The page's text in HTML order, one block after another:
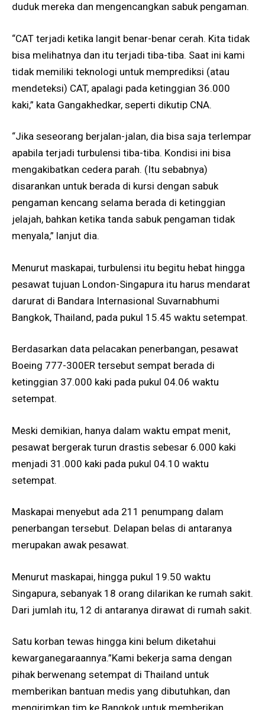
duduk mereka dan mengencangkan sabuk pengaman.
“CAT terjadi ketika langit benar-benar cerah. Kita tidak
bisa melihatnya dan itu terjadi tiba-tiba. Saat ini kami
tidak memiliki teknologi untuk memprediksi (atau
mendeteksi) CAT, apalagi pada ketinggian 36.000
kaki,” kata Gangakhedkar, seperti dikutip CNA.
“Jika seseorang berjalan-jalan, dia bisa saja terlempar
apabila terjadi turbulensi tiba-tiba. Kondisi ini bisa
mengakibatkan cedera parah. (Itu sebabnya)
disarankan untuk berada di kursi dengan sabuk
pengaman kencang selama berada di ketinggian
jelajah, bahkan ketika tanda sabuk pengaman tidak
menyala,” lanjut dia.
Menurut maskapai, turbulensi itu begitu hebat hingga
pesawat tujuan London-Singapura itu harus mendarat
darurat di Bandara Internasional Suvarnabhumi
Bangkok, Thailand, pada pukul 15.45 waktu setempat.
Berdasarkan data pelacakan penerbangan, pesawat
Boeing 777-300ER tersebut sempat berada di
ketinggian 37.000 kaki pada pukul 04.06 waktu
setempat.
Meski demikian, hanya dalam waktu empat menit,
pesawat bergerak turun drastis sebesar 6.000 kaki
menjadi 31.000 kaki pada pukul 04.10 waktu
setempat.
Maskapai menyebut ada 211 penumpang dalam
penerbangan tersebut. Delapan belas di antaranya
merupakan awak pesawat.
Menurut maskapai, hingga pukul 19.50 waktu
Singapura, sebanyak 18 orang dilarikan ke rumah sakit.
Dari jumlah itu, 12 di antaranya dirawat di rumah sakit.
Satu korban tewas hingga kini belum diketahui
kewarganegaraannya.”Kami bekerja sama dengan
pihak berwenang setempat di Thailand untuk
memberikan bantuan medis yang dibutuhkan, dan